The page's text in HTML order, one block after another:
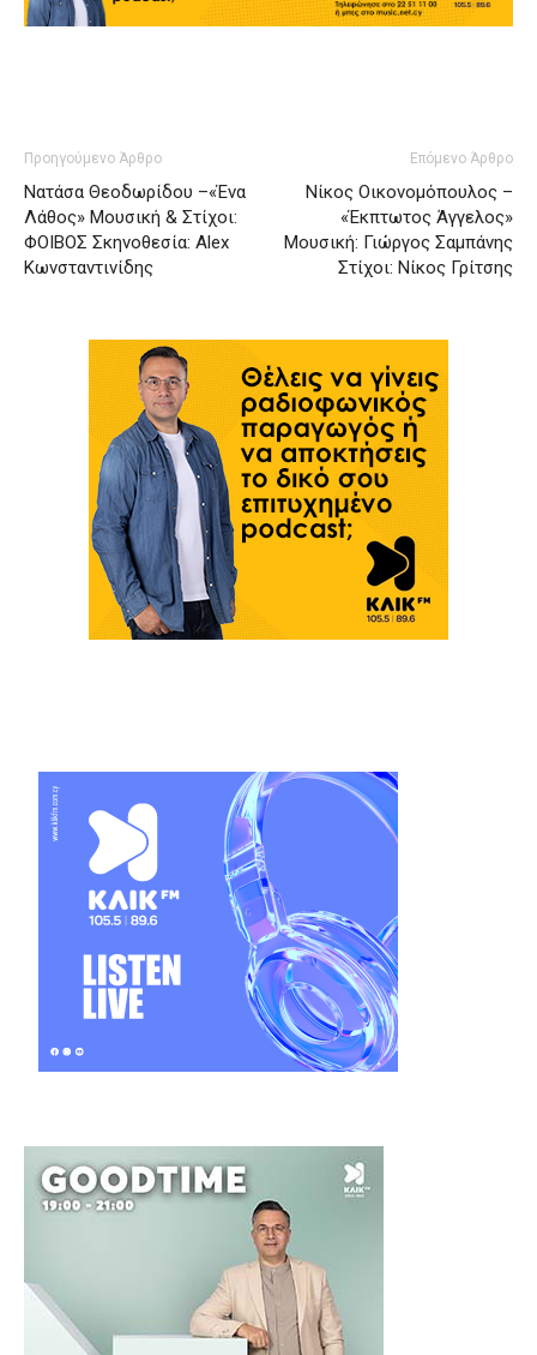
Προηγούμενο Άρθρο
Νατάσα Θεοδωρίδου –«Ένα
Λάθος» Μουσική & Στίχοι:
ΦΟΙΒΟΣ Σκηνοθεσία: Alex
Κωνσταντινίδης
Επόμενο Άρθρο
Νίκος Οικονομόπουλος –
«Έκπτωτος Άγγελος»
Μουσική: Γιώργος Σαμπάνης
Στίχοι: Νίκος Γρίτσης